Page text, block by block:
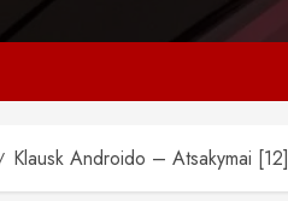
Klausk Androido – Atsakymai [12]